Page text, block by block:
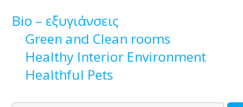
Bio – εξυγιάνσεις
Green and Clean rooms
Healthy Interior Environment
Healthful Pets